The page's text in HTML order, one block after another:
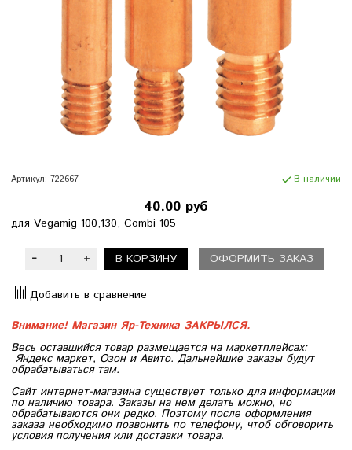
Артикул: 722667 В наличии
40.00 руб
для Vegamig 100,130, Combi 105
В КОРЗИНУ ОФОРМИТЬ ЗАКАЗ
Добавить в сравнение
Внимание! Магазин Яр-Техника ЗАКРЫЛСЯ.
Весь оставшийся товар размещается на маркетплейсах:
Яндекс маркет, Озон и Авито. Дальнейшие заказы будут
обрабатываться там.
Сайт интернет-магазина существует только для информации
по наличию товара. Заказы на нем делать можно, но
обрабатываются они редко. Поэтому после оформления
заказа необходимо позвонить по телефону, чтоб обговорить
условия получения или доставки товара.